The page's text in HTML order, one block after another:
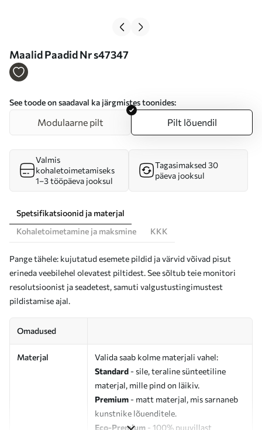
Maalid Paadid Nr s47347
See toode on saadaval ka järgmistes toonides:
Modulaarne pilt Pilt lõuendil
Valmis
kohaletoimetamiseks
1–3 tööpäeva jooksul
Tagasimaksed 30
päeva jooksul
Spetsifikatsioonid ja materjal
Kohaletoimetamine ja maksmine
KKK
Pange tähele: kujutatud esemete pildid ja värvid võivad pisut
erineda veebilehel olevatest piltidest. See sõltub teie monitori
resolutsioonist ja seadetest, samuti valgustustingimustest
pildistamise ajal.
Omadused
Materjal
Valida saab kolme materjali vahel:
Standard - sile, teraline sünteetiline
materjal, mille pind on läikiv.
Premium - matt materjal, mis sarnaneb
kunstnike lõuenditele.
Eco-Premium - 100% puuvillast